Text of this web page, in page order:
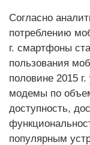
Согласно
потреблению
г. смартфоны
пользования
половине 2015
модемы по
доступность,
популярным